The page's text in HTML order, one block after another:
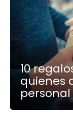
10
quienes
personal